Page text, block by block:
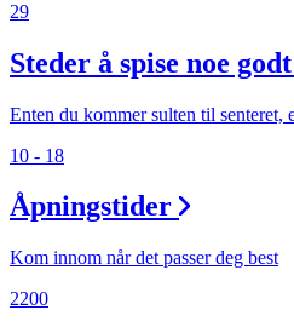
29
Steder å spise noe godt
Enten du kommer sulten til senteret,
10 - 18
Åpningstider
Kom innom når det passer deg best
2200